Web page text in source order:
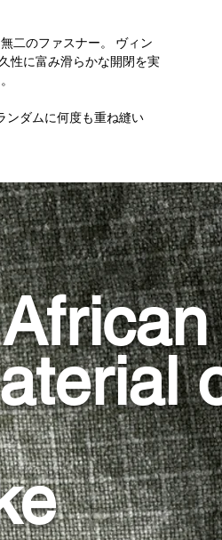
二のファスナー。 ヴィン
性に富み滑らかな開閉を実
ンダムに何度も重ね縫い